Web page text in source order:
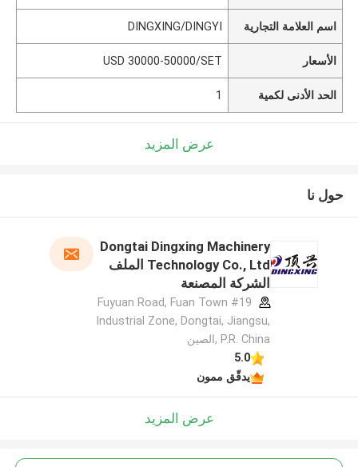
اسم العلامة التجارية DINGXING/DINGYI
الأسعار USD 30000-50000/SET
الحد الأدنى لكمية 1
عرض المزيد
حول نا
Dongtai Dingxing Machinery
Technology Co., Ltd الملف
الشركة المصنعة
#19 Fuyuan Road, Fuan Town
Industrial Zone, Dongtai, Jiangsu,
P.R. China ,الصين
5.0
يدقّق ممون
عرض المزيد